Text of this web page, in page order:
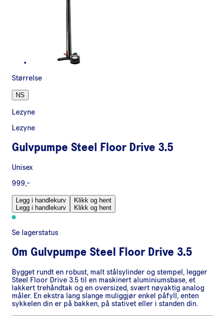
Størrelse
NS
Lezyne
Lezyne
Gulvpumpe Steel Floor Drive 3.5
Unisex
999,-
Legg i handlekurv
Legg i handlekurv
Klikk og hent
Klikk og hent
Se lagerstatus
Om Gulvpumpe Steel Floor Drive 3.5
Bygget rundt en robust, malt stålsylinder og stempel, legger
Steel Floor Drive 3.5 til en maskinert aluminiumsbase, et
lakkert trehåndtak og en oversized, svært nøyaktig analog
måler. En ekstra lang slange muliggjør enkel påfyll, enten
sykkelen din er på bakken, på stativet eller i standen din.